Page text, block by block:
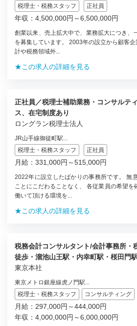
税理士・税務スタッフ
正社員
年収：4,500,000円～6,500,000円
創業以来、売上拡大中で、業務拡大につき、
を募集しています。 2003年の設立から顧客
計や税務領域外...
★この求人の詳細を見る
正社員／税理士補助業務・コンサルテ
ス、在宅制度あり
ロングラン税理士法人
JR山手線御徒町駅...
税理士・税務スタッフ
正社員
月給：331,000円～515,000円
2022年に設立したばかりの事務所です。 無
ことにこだわることなく、 各従業員の希望を
働いて頂ける環境を...
★この求人の詳細を見る
税務会計コンサルタント/会計事務所・
徒歩・溜池山王駅・内幸町駅・桜田門
東京本社
東京メトロ銀座線虎ノ門駅...
税理士・税務スタッフ
コンサルティング
月給：297,000円～444,000円
年収：4,000,000円～6,000,000円